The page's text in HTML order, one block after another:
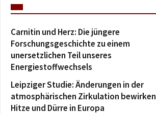
Carnitin und Herz: Die jüngere
Forschungsgeschichte zu einem
unersetzlichen Teil unseres
Energiestoffwechsels
Leipziger Studie: Änderungen in der
atmosphärischen Zirkulation bewirken
Hitze und Dürre in Europa